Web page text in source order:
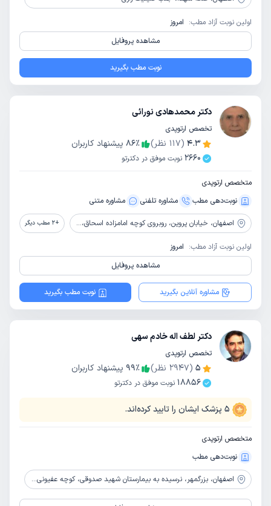
اولین نوبت آزاد مطب: امروز
مشاهده پروفایل
نوبت مطب بگیرید
دکتر محمدهادی نورائی
تخصص ارتوپدی
4.3
(
117 نظر) 86٪
پیشنهاد کاربران
2660 نوبت موفق در دکترتو
متخصص ارتوپدی
نوبت‌دهی مطب
مشاوره‌ تلفنی مشاوره‌ متنی
اصفهان، خیابان پروین، روبروی کوچه امامزاده اسحاق، نبش کوچه 24 +
2 مطب دیگر
اولین نوبت آزاد مطب: امروز
مشاهده پروفایل
مشاوره آنلاین بگیرید نوبت مطب بگیرید
دکتر لطف اله خادم سهی
تخصص ارتوپدی
5
(
2947 نظر) 99٪
پیشنهاد کاربران
18856 نوبت موفق در دکترتو
5 پزشک ایشان را تایید کرده‌اند.
متخصص ارتوپدی
نوبت‌دهی مطب
اصفهان، بزرگمهر، نرسیده به بیمارستان شهید صدوقی، کوچه عفیونی زاده(شماره 40) ، ساختمان سینا، ط 3، واحد 131